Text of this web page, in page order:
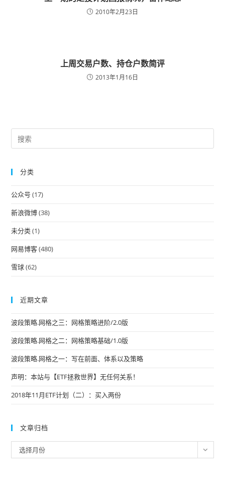
2010年2月23日
上周交易户数、持仓户数简评
2013年1月16日
分类
公众号 (17)
新浪微博(38)
未分类(1)
网易博客(480)
雪球(62)
近期文章
波段策略.网格之三：网格策略进阶/2.0版
波段策略.网格之二：网格策略基础/1.0版
波段策略.网格之一：写在前面、体系以及策略
声明：本站与【ETF拯救世界】无任何关系！
2018年11月ETF计划（二）：买入两份
文章归档
章
选择月份